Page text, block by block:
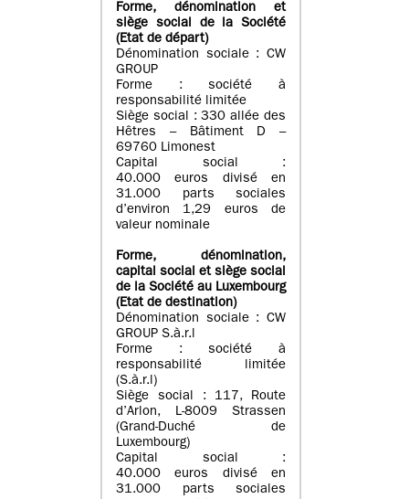
Forme, dénomination et
siège social de la Société
(Etatde départ)
Dénomination sociale : CW
GROUP
Forme : société à
responsabilité limitée
Siège social : 330 allée des
Hêtres – Bâtiment D –
69760 Limonest
Capital social :
40.000 euros divisé en
31.000 parts sociales
d’environ 1,29 euros de
valeur nominale
Forme, dénomination,
capital social et siège social
de la Société au Luxembourg
(Etat de destination)
Dénomination sociale : CW
GROUP S.à.r.l
Forme : société à
responsabilité limitée
(S.à.r.l)
Siège social : 117, Route
d’Arlon, L-8009 Strassen
(Grand-Duché de
Luxembourg)
Capital social :
40.000 euros divisé en
31.000 parts sociales